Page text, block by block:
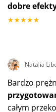
dobre
★★★★★
Natalia
Bardzo
całym